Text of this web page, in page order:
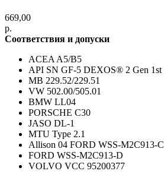
669,00
р.
Соответствия и допуски
ACEA A5/B5
API SN GF-5 DEXOS® 2 Gen 1st
MB 229.52/229.51
VW 502.00/505.01
BMW LL04
PORSCHE C30
JASO DL-1
MTU Type 2.1
Allison 04 FORD WSS-M2C913-С
FORD WSS-M2C913-D
VOLVO VCC 95200377